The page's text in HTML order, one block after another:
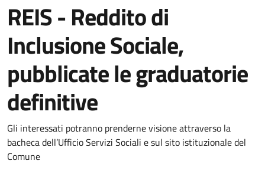
REIS - Reddito di
Inclusione Sociale,
pubblicate le graduatorie
definitive
Dettagli della notizia
Gli interessati potranno prenderne visione attraverso la
bacheca dell’Ufficio Servizi Sociali e sul sito istituzionale del
Comune